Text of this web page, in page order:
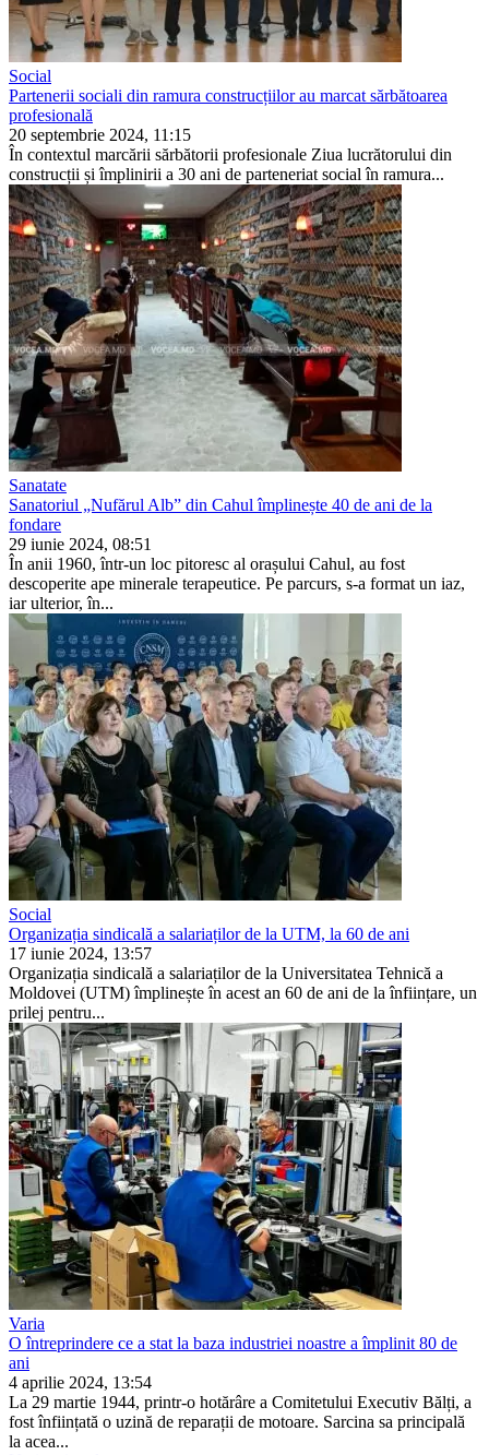
Social
Partenerii sociali din ramura construcțiilor au marcat sărbătoarea
profesională
20 septembrie 2024, 11:15
În contextul marcării sărbătorii profe­sionale Ziua lucrătorului din
construcții și împlinirii a 30 ani de parteneriat so­cial în ramura...
Sanatate
Sanatoriul „Nufărul Alb” din Cahul împlinește 40 de ani de la
fondare
29 iunie 2024, 08:51
În anii 1960, într-un loc pitoresc al orașului Cahul, au fost
descoperite ape minerale terapeutice. Pe par­curs, s-a format un iaz,
iar ulteri­or, în...
Social
Organizația sindicală a salariaților de la UTM, la 60 de ani
17 iunie 2024, 13:57
Organizația sindicală a salariaților de la Universitatea Tehnică a
Moldovei (UTM) împlinește în acest an 60 de ani de la înființare, un
prilej pentru...
Varia
O întreprindere ce a stat la baza industriei noastre a împlinit 80 de
ani
4 aprilie 2024, 13:54
La 29 martie 1944, printr-o hotă­râre a Comitetului Executiv Bălți, a
fost înființată o uzină de reparații de motoare. Sarcina sa principală
la acea...